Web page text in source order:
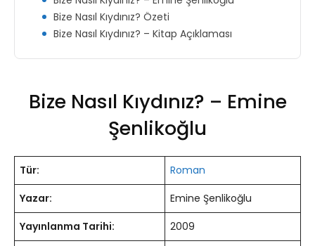
Bize Nasıl Kıydınız? Özeti
Bize Nasıl Kıydınız? – Kitap Açıklaması
Bize Nasıl Kıydınız? – Emine
Şenlikoğlu
Tür:
Roman
Yazar:
Emine Şenlikoğlu
Yayınlanma Tarihi:
2009